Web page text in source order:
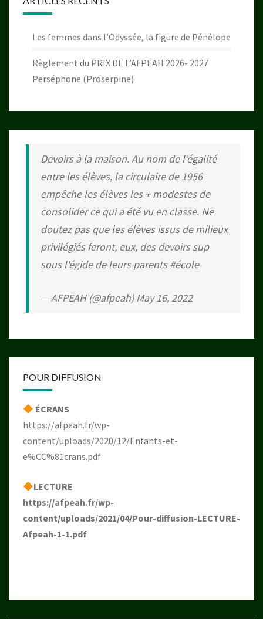
Les femmes dans l’Odyssée, la figure de Pénélope
Règlement du PRIX DE L’AFPEAH 2026- 2027
Perséphone (Proserpine)
Devoirs à la maison. Au nom de l’égalité
entre les élèves, la circulaire de 1956
empêche les élèves les + modestes de
consolider ce qui a été vu en classe. Ne
doutez pas que les élèves issus de milieux
privilégiés feront, eux, des devoirs sup
sous l'égide de leurs parents#école
— AFPEAH (@afpeah)May 16, 2022
POUR DIFFUSION
ÉCRANS
https://afpeah.fr/wp-
content/uploads/2020/12/Enfants-et-
e%CC%81crans.pdf
LECTURE
https://afpeah.fr/wp-
content/uploads/2021/04/Pour-diffusion-LECTURE-
Afpeah-1-1.pdf